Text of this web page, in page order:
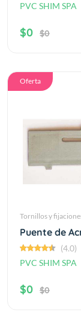
PVC SHIM SPA
$0 $0
Oferta
Tornillos y
Puente de
(4.0)
PVC SHIM SPA
$0 $0